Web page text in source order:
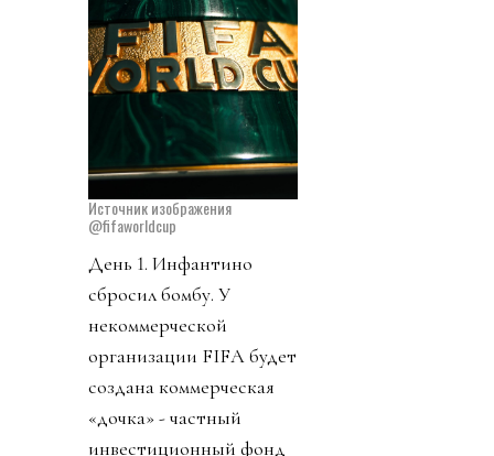
Источник изображения
@fifaworldcup
День 1. Инфантино
сбросил бомбу. У
некоммерческой
организации FIFA будет
создана коммерческая
«дочка» - частный
инвестиционный фонд